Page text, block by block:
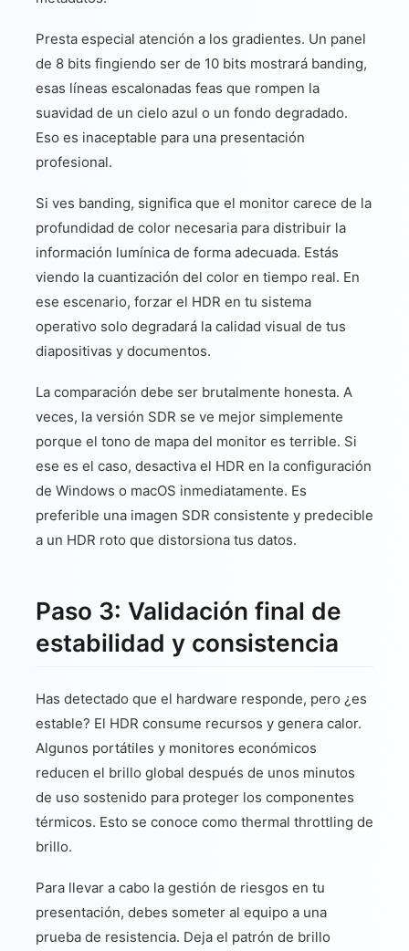
Presta especial atención a los gradientes. Un panel
de 8 bits fingiendo ser de 10 bits mostrará banding,
esas líneas escalonadas feas que rompen la
suavidad de un cielo azul o un fondo degradado.
Eso es inaceptable para una presentación
profesional.
Si ves banding, significa que el monitor carece de la
profundidad de color necesaria para distribuir la
información lumínica de forma adecuada. Estás
viendo la cuantización del color en tiempo real. En
ese escenario, forzar el HDR en tu sistema
operativo solo degradará la calidad visual de tus
diapositivas y documentos.
La comparación debe ser brutalmente honesta. A
veces, la versión SDR se ve mejor simplemente
porque el tono de mapa del monitor es terrible. Si
ese es el caso, desactiva el HDR en la configuración
de Windows o macOS inmediatamente. Es
preferible una imagen SDR consistente y predecible
a un HDR roto que distorsiona tus datos.
Paso 3: Validación final de
estabilidad y consistencia
Has detectado que el hardware responde, pero ¿es
estable? El HDR consume recursos y genera calor.
Algunos portátiles y monitores económicos
reducen el brillo global después de unos minutos
de uso sostenido para proteger los componentes
térmicos. Esto se conoce como thermal throttling de
brillo.
Para llevar a cabo la gestión de riesgos en tu
presentación, debes someter al equipo a una
prueba de resistencia. Deja el patrón de brillo